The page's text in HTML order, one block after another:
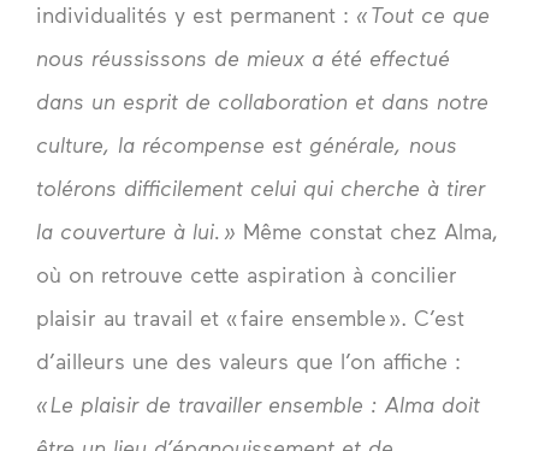
individualités y est permanent : « Tout ce que
nous réussissons de mieux a été effectué
dans un esprit de collaboration et dans notre
culture, la récompense est générale, nous
tolérons difficilement celui qui cherche à tirer
la couverture à lui. » Même constat chez Alma,
où on retrouve cette aspiration à concilier
plaisir au travail et « faire ensemble ». C’est
d’ailleurs une des valeurs que l’on affiche :
« Le plaisir de travailler ensemble : Alma doit